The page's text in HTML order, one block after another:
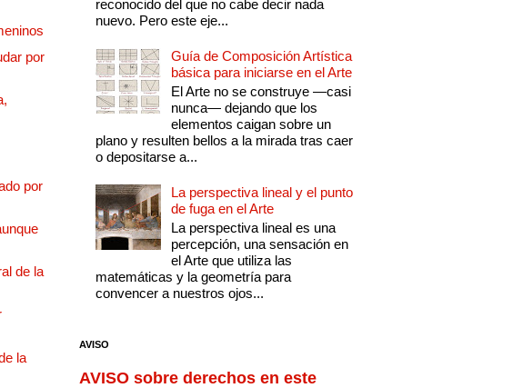
por
por
de la
la
reconocido del que no cabe decir nada
nuevo. Pero este eje...
Guía de Composición Artística
básica para iniciarse en el Arte
El Arte no se construye —casi
nunca— dejando que los
elementos caigan sobre un
plano y resulten bellos a la mirada tras caer
o depositarse a...
La perspectiva lineal y el punto
de fuga en el Arte
La perspectiva lineal es una
percepción, una sensación en
el Arte que utiliza las
matemáticas y la geometría para
convencer a nuestros ojos...
AVISO
AVISO sobre derechos en este